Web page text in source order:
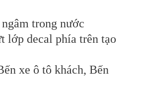
trong nước
lớp decal phía trên tạo
xe ô tô khách, Bến